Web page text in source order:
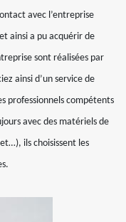
avec l’entreprise
ainsi a pu acquérir de
sont réalisées par
ainsi d’un service de
professionnels compétents
avec des matériels de
ils choisissent les